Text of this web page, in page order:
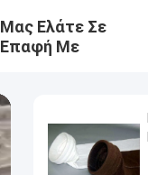
Μας Ελάτε Σε
Επαφή Με